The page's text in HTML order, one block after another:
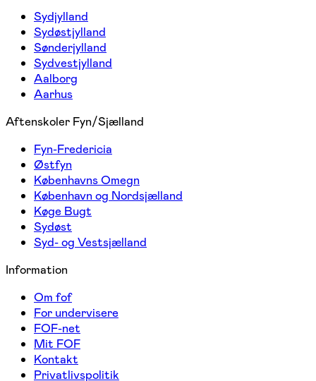
Sydjylland
Sydøstjylland
Sønderjylland
Sydvestjylland
Aalborg
Aarhus
Aftenskoler Fyn/Sjælland
Fyn-Fredericia
Østfyn
Københavns Omegn
København og Nordsjælland
Køge Bugt
Sydøst
Syd- og Vestsjælland
Information
Om fof
For undervisere
FOF-net
Mit FOF
Kontakt
Privatlivspolitik